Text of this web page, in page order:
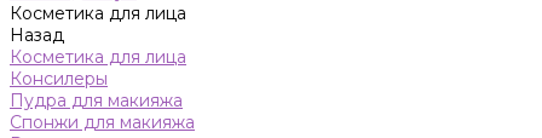
Косметика для лица
Назад
Косметика для лица
Консилеры
Пудра для макияжа
Спонжи для макияжа